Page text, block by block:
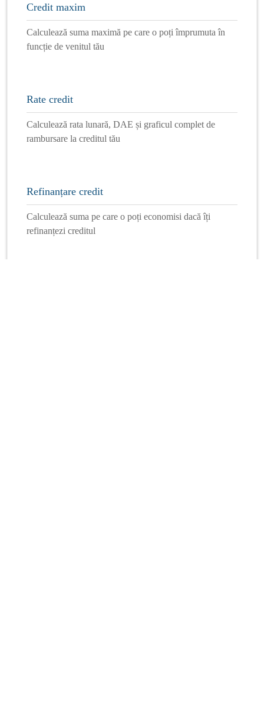
Credit maxim
Calculează suma maximă pe care o poți împrumuta în
funcție de venitul tău
Rate credit
Calculează rata lunară, DAE și graficul complet de
rambursare la creditul tău
Refinanțare credit
Calculează suma pe care o poți economisi dacă îți
refinanțezi creditul